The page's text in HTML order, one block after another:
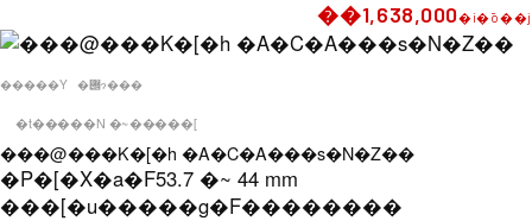
��1,638,000�i�ō��j
�����Y �݌ɂ���
�t�����N �~�����[
���@���K�[�h �A�C�A���s�N�Z��
�P�[�X�a�F53.7 �~ 44 mm
���[�u�����g�F��������